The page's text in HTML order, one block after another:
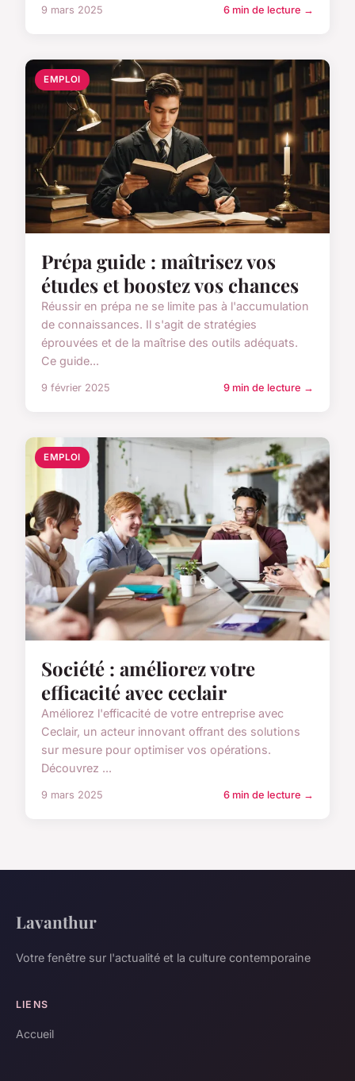
9 mars 2025 6 min de lecture →
EMPLOI
Prépa guide : maîtrisez vos
études et boostez vos chances
Réussir en prépa ne se limite pas à l'accumulation
de connaissances. Il s'agit de stratégies
éprouvées et de la maîtrise des outils adéquats.
Ce guide...
9 février 2025 9 min de lecture →
EMPLOI
Société : améliorez votre
efficacité avec ceclair
Améliorez l'efficacité de votre entreprise avec
Ceclair, un acteur innovant offrant des solutions
sur mesure pour optimiser vos opérations.
Découvrez ...
9 mars 2025 6 min de lecture →
Lavanthur
Votre fenêtre sur l'actualité et la culture contemporaine
LIENS
Accueil